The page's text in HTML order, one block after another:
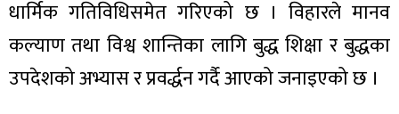
धार्मिक गतिविधिसमेत गरिएको छ । विहारले मानव
कल्याण तथा विश्व शान्तिका लागि बुद्ध शिक्षा र बुद्धका
उपदेशको अभ्यास र प्रवर्द्धन गर्दै आएको जनाइएको छ ।